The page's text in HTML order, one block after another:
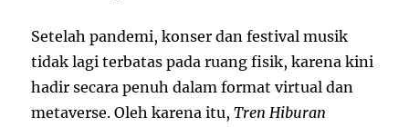
Setelah pandemi, konser dan festival musik
tidak lagi terbatas pada ruang fisik, karena kini
hadir secara penuh dalam format virtual dan
metaverse. Oleh karena itu,Tren Hiburan